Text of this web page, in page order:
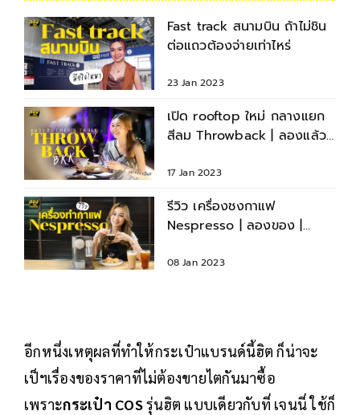
Fast track สนามบิน ถ้าไม่ชิน
ต่อแถวต้องจ่ายเท่าไหร่
23 Jan 2023
เปิด rooftop ใหม่ กลางแยก
สีลม Throwback | ลองแล้ว |
17 Jan 2023
รีวิว เครื่องชงกาแฟ
Nespresso | ลองของ |
08 Jan 2023
อีกหนึ่งเหตุผลที่ทำให้กระเป๋าแบรนด์นี้ฮิต ก็น่าจะ
เป็ฯเรื่องของราคาที่ไม่ต้องขายไตกันมาซื้อ
เพราะกระเป๋า COSรุ่นฮิต แบบเดียวกับที่ เจนนี่ ใช้ก็